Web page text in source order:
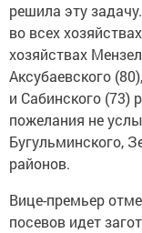
решила эту
во всех
хозяйствах
Аксубаевского
и Сабинского (73)
пожелания не
Бугульминского,
районов.
Вице-премьер
посевов идет